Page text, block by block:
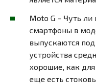
Moto G – Чуть
смартфоны в
выпускаются
устройства
хорошие, как
еще есть